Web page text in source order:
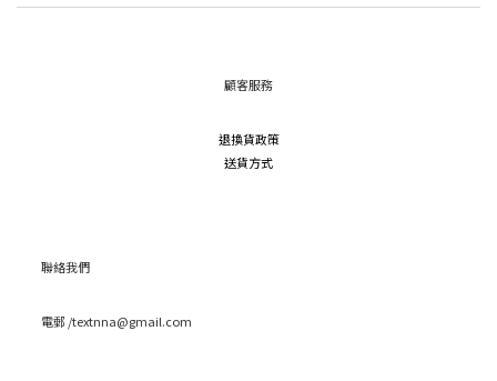
顧客服務
退換貨政策
送貨方式
聯絡我們
電郵 /textnna@gmail.com